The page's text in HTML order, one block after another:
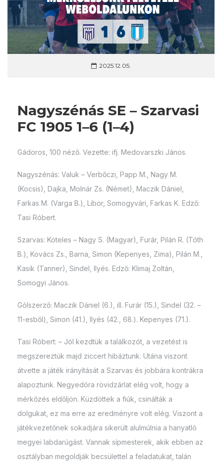
2025.12.05.
Nagyszénás SE – Szarvasi
FC 1905 1–6 (1–4)
Gádoros, 100 néző. Vezette: ifj. Medovarszki János.
Nagyszénás: Valuk – Verbőczi, Papp M., Nagy M.
(Kocsis), Dajka, Molnár Zs. (Német), Maczik Dániel,
Farkas M. (Varga B.), Libor, Somogyvári, Farkas K. Edző:
Tasi Róbert.
Szarvas: Köteles – Nagy S. (Magyar), Furár, Pilán R. (Tóth
B.), Kovács Zs., Barna, Simon (Kepenyes, Zima), Pilán M.,
Kasik (Tanner), Sindel, Ilyés. Edző: Klimaj Zoltán,
Somogyi János.
Gólszerző: Maczik Dániel (6.), ill. Furár (15.), Sindel (32. –
11-esből), Simon (41.), Ilyés (42., 68.). Kepenyes (71.).
Tasi Róbert: – Jól kezdtük a találkozót, a vezetést is
megszereztük majd ziccert hibáztunk. Utána viszont
átvette a játék irányítását a Szarvas és jobbára kontrákra
alapoztunk. Negyedóra rövidzárlat elég volt, hogy a
mérkőzés eldőljön. Küzdöttek a fiúk, csinálták a
dolgukat, ez ma erre az eredményre volt elég. Viszont a
játékvezetőnek sokadjára sikerült alulmúlnia a hanyatló
megyei labdarúgást. Vannak sípmesterek, akik ebben az
osztályban megoldják becsülettel a feladatukat, talán